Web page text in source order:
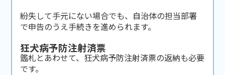
紛失して手元にない場合でも、自治体の担当部署
で申告のうえ手続きを進められます。
狂犬病予防注射済票
鑑札とあわせて、狂犬病予防注射済票の返納も必要
です。